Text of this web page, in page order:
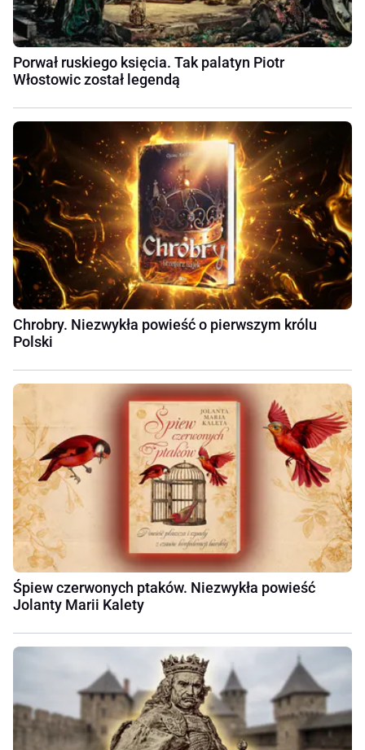
Porwał ruskiego księcia. Tak palatyn Piotr
Włostowic został legendą
Chrobry. Niezwykła powieść o pierwszym królu
Polski
Śpiew czerwonych ptaków. Niezwykła powieść
Jolanty Marii Kalety